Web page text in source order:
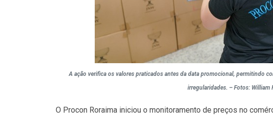
A ação verifica os valores praticados antes da data promocional, permitindo
irregularidades. – Fotos: William
O Procon Roraima iniciou o monitoramento de preços no